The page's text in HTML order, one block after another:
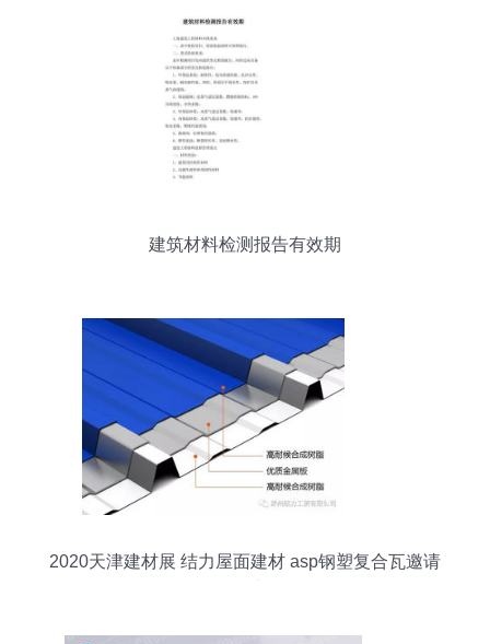
建筑材料检测报告有效期
2020天津建材展 结力屋面建材 asp钢塑复合瓦邀请